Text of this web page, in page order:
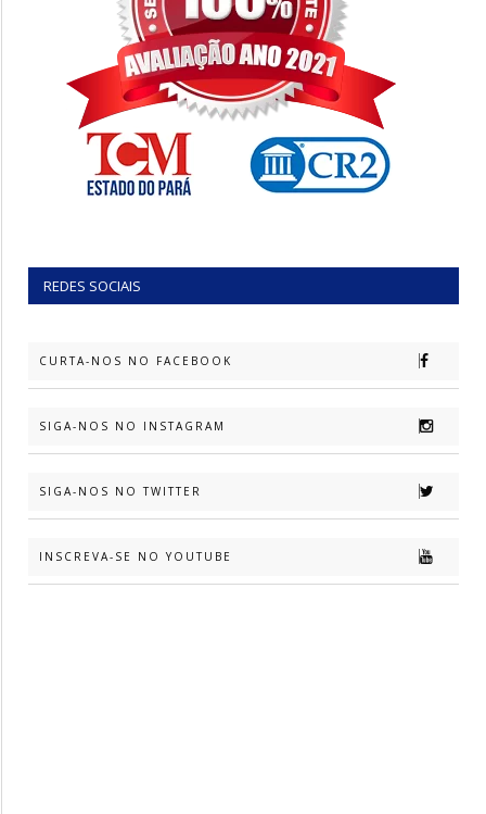
REDES SOCIAIS
CURTA-NOS NO FACEBOOK
SIGA-NOS NO INSTAGRAM
SIGA-NOS NO TWITTER
INSCREVA-SE NO YOUTUBE